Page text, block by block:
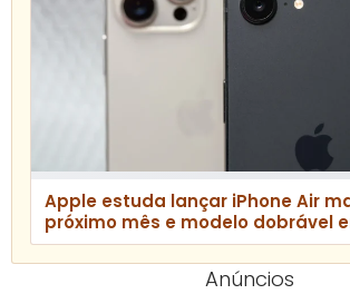
Apple estuda lançar iPhone Air
próximo mês e modelo dobrável
dizem rumores
Anúncios